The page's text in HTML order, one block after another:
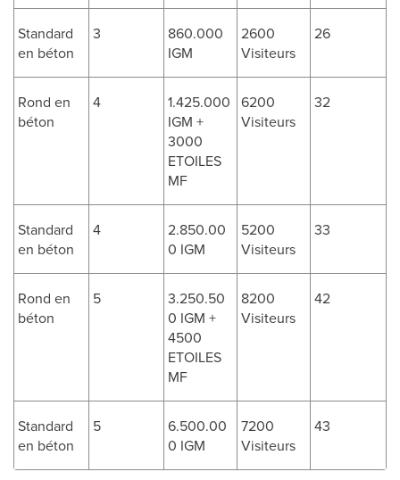
Standard
en béton
3
860.000
IGM
2600
Visiteurs
26
Rond en
béton
4
1.425.000
IGM +
3000
ETOILES
MF
6200
Visiteurs
32
Standard
en béton
4
2.850.00
0 IGM
5200
Visiteurs
33
Rond en
béton
5
3.250.50
0 IGM +
4500
ETOILES
MF
8200
Visiteurs
42
Standard
en béton
5
6.500.00
0 IGM
7200
Visiteurs
43